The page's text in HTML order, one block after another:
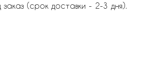
(срок доставки - 2-3 дня).